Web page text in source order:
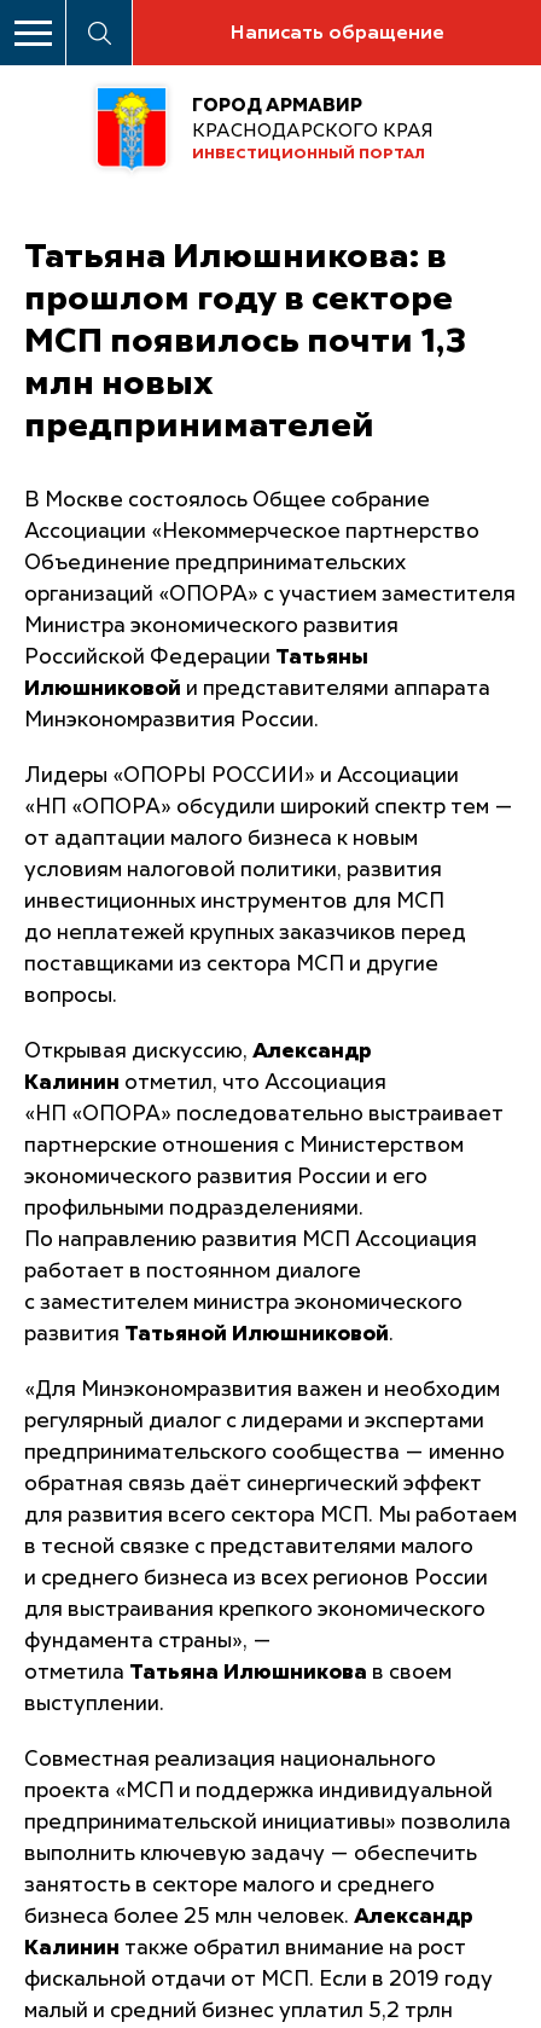
Написать обращение
ГОРОД АРМАВИР
КРАСНОДАРСКОГО КРАЯ
ИНВЕСТИЦИОННЫЙ ПОРТАЛ
Татьяна Илюшникова: в
прошлом году в секторе
МСП появилось почти 1,3
млн новых
предпринимателей
В Москве состоялось Общее собрание
Ассоциации «Некоммерческое партнерство
Объединение предпринимательских
организаций «ОПОРА» с участием заместителя
Министра экономического развития
Российской Федерации Татьяны
Илюшниковой и представителями аппарата
Минэкономразвития России.
Лидеры «ОПОРЫ РОССИИ» и Ассоциации
«НП «ОПОРА» обсудили широкий спектр тем —
от адаптации малого бизнеса к новым
условиям налоговой политики, развития
инвестиционных инструментов для МСП
до неплатежей крупных заказчиков перед
поставщиками из сектора МСП и другие
вопросы.
Открывая дискуссию, Александр
Калинин отметил, что Ассоциация
«НП «ОПОРА» последовательно выстраивает
партнерские отношения с Министерством
экономического развития России и его
профильными подразделениями.
По направлению развития МСП Ассоциация
работает в постоянном диалоге
с заместителем министра экономического
развития Татьяной Илюшниковой.
«Для Минэкономразвития важен и необходим
регулярный диалог с лидерами и экспертами
предпринимательского сообщества — именно
обратная связь даёт синергический эффект
для развития всего сектора МСП. Мы работаем
в тесной связке с представителями малого
и среднего бизнеса из всех регионов России
для выстраивания крепкого экономического
фундамента страны», —
отметила Татьяна Илюшникова в своем
выступлении.
Совместная реализация национального
проекта «МСП и поддержка индивидуальной
предпринимательской инициативы» позволила
выполнить ключевую задачу — обеспечить
занятость в секторе малого и среднего
бизнеса более 25 млн человек. Александр
Калинин также обратил внимание на рост
фискальной отдачи от МСП. Если в 2019 году
малый и средний бизнес уплатил 5,2 трлн